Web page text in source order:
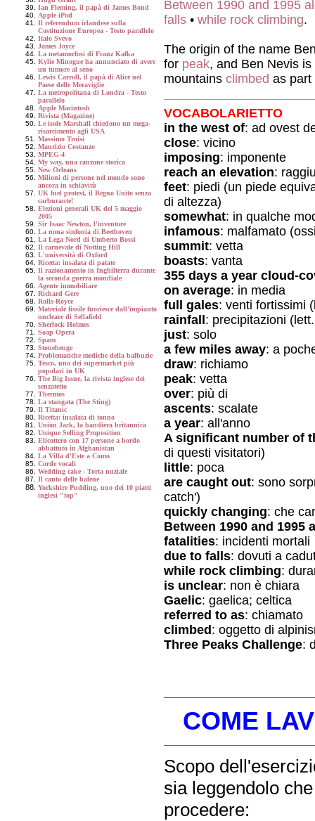
Ian Fleming, il papà di James Bond
Apple iPod
Il referendum irlandese sulla
Costituzione Europea - Testo parallelo
Italo Svevo
James Joyce
La metamorfosi di Franz Kafka
Kylie Minogue ha annunciato di avere
un tumore al seno
Lewis Carroll, il papà di Alice nel
Paese delle Meraviglie
La metropolitana di Londra - Testo
parallelo
Apple Macintosh
Rivista (Magazine)
Le isole Marshall chiedono un mega-
risarcimento agli USA
Massimo Troisi
Maurizio Costanzo
MPEG-4
My way, una canzone storica
New Orleans
Milioni di persone nel mondo sono
ancora in schiavitù
UK fuel protest, il Regno Unito senza
carburante!
Elezioni generali UK del 5 maggio
2005
Sir Isaac Newton, l'inventore
La nona sinfonia di Beethoven
La Lega Nord di Umberto Bossi
Il carnevale di Notting Hill
L'università di Oxford
Ricetta: insalata di patate
Il razionamento in Inghilterra durante
la seconda guerra mondiale
Agente immobiliare
Richard Gere
Rolls-Royce
Materiale fissile fuoriesce dall'impianto
nucleare di Sellafield
Sherlock Holmes
Soap Opera
Spam
Stonehenge
Problematiche mediche della balbuzie
Tesco, uno dei supermarket più
popolari in UK
The Big Issue, la rivista inglese dei
senzatetto
Thermos
La stangata (The Sting)
Il Titanic
Ricetta: insalata di tonno
Union Jack, la bandiera britannica
Unique Selling Proposition
Elicottero con 17 persone a bordo
abbattuto in Afghanistan
La Villa d'Este a Como
Corde vocali
Wedding cake - Torta nuziale
Il canto delle balene
Yorkshire Pudding, uno dei 10 piatti
inglesi "top"
Between 1990 and 1995
falls • while rock climbing.
The origin of the name
for peak, and Ben Nevis
mountains climbed as
VOCABOLARIETTO
in the west of: ad ovest
close: vicino
imposing: imponente
reach an elevation:
feet: piedi (un piede
di altezza)
somewhat: in qualche
infamous: malfamato
summit: vetta
boasts: vanta
355 days a year cloud-
on average: in media
full gales: venti fortissimi
rainfall: precipitazioni
just: solo
a few miles away: a
draw: richiamo
peak: vetta
over: più di
ascents: scalate
a year: all'anno
A significant number of
di questi visitatori)
little: poca
are caught out: sono
catch')
quickly changing: che
Between 1990 and 1995
fatalities: incidenti mortali
due to falls: dovuti a
while rock climbing:
is unclear: non è chiara
Gaelic: gaelica; celtica
referred to as: chiamato
climbed: oggetto di
Three Peaks Challenge:
COME
Scopo
sia leggendolo
procedere: